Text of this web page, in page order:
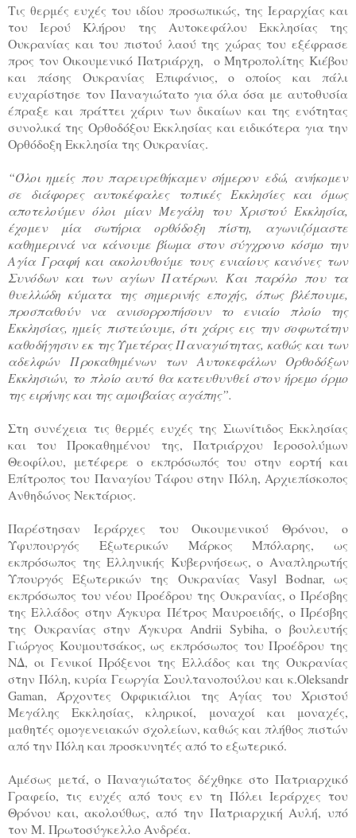
Τις θερμές ευχές του ιδίου προσωπικώς, της Ιεραρχίας και
του Ιερού Κλήρου της Αυτοκεφάλου Εκκλησίας της
Ουκρανίας και του πιστού λαού της χώρας του εξέφρασε
προς τον Οικουμενικό Πατριάρχη, ο Μητροπολίτης Κιέβου
και πάσης Ουκρανίας Επιφάνιος, ο οποίος και πάλι
ευχαρίστησε τον Παναγιώτατο για όλα όσα με αυτοθυσία
έπραξε και πράττει χάριν των δικαίων και της ενότητας
συνολικά της Ορθοδόξου Εκκλησίας και ειδικότερα για την
Ορθόδοξη Εκκλησία της Ουκρανίας.
“Όλοι ημείς που παρευρεθήκαμεν σήμερον εδώ, ανήκομεν
σε διάφορες αυτοκέφαλες τοπικές Εκκλησίες και όμως
αποτελούμεν όλοι μίαν Μεγάλη του Χριστού Εκκλησία,
έχομεν μία σωτήρια ορθόδοξη πίστη, αγωνιζόμαστε
καθημερινά να κάνουμε βίωμα στον σύγχρονο κόσμο την
Αγία Γραφή και ακολουθούμε τους ενιαίους κανόνες των
Συνόδων και των αγίων Πατέρων. Και παρόλο που τα
θυελλώδη κύματα της σημερινής εποχής, όπως βλέπουμε,
προσπαθούν να ανισορροπήσουν το ενιαίο πλοίο της
Εκκλησίας, ημείς πιστεύουμε, ότι χάρις εις την σοφωτάτην
καθοδήγησιν εκ της Υμετέρας Παναγιότητας, καθώς και των
αδελφών Προκαθημένων των Αυτοκεφάλων Ορθοδόξων
Εκκλησιών, το πλοίο αυτό θα κατευθυνθεί στον ήρεμο όρμο
της ειρήνης και της αμοιβαίας αγάπης”.
Στη συνέχεια τις θερμές ευχές της Σιωνίτιδος Εκκλησίας
και του Προκαθημένου της, Πατριάρχου Ιεροσολύμων
Θεοφίλου, μετέφερε ο εκπρόσωπός του στην εορτή και
Επίτροπος του Παναγίου Τάφου στην Πόλη, Αρχιεπίσκοπος
Ανθηδώνος Νεκτάριος.
Παρέστησαν Ιεράρχες του Οικουμενικού Θρόνου, ο
Υφυπουργός Εξωτερικών Μάρκος Μπόλαρης, ως
εκπρόσωπος της Ελληνικής Κυβερνήσεως, ο Αναπληρωτής
Υπουργός Εξωτερικών της Ουκρανίας Vasyl Bodnar, ως
εκπρόσωπος του νέου Προέδρου της Ουκρανίας, ο Πρέσβης
της Ελλάδος στην Άγκυρα Πέτρος Μαυροειδής, o Πρέσβης
της Ουκρανίας στην Άγκυρα Andrii Sybiha, ο βουλευτής
Γιώργος Κουμουτσάκος, ως εκπρόσωπος του Προέδρου της
ΝΔ, οι Γενικοί Πρόξενοι της Ελλάδος και της Ουκρανίας
στην Πόλη, κυρία Γεωργία Σουλτανοπούλου και κ.Oleksandr
Gaman, Άρχοντες Οφφικιάλιοι της Αγίας του Χριστού
Μεγάλης Εκκλησίας, κληρικοί, μοναχοί και μοναχές,
μαθητές ομογενειακών σχολείων, καθώς και πλήθος πιστών
από την Πόλη και προσκυνητές από το εξωτερικό.
Αμέσως μετά, ο Παναγιώτατος δέχθηκε στο Πατριαρχικό
Γραφείο, τις ευχές από τους εν τη Πόλει Ιεράρχες του
Θρόνου και, ακολούθως, από την Πατριαρχική Αυλή, υπό
τον Μ. Πρωτοσύγκελλο Ανδρέα.